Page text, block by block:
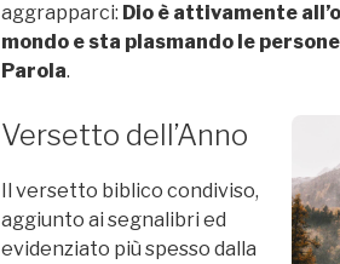
aggrapparci: Dio è attivamente
mondo e sta plasmando le
Parola.
Versetto dell’Anno
Il versetto biblico condiviso,
aggiunto ai segnalibri ed
evidenziato più spesso dalla